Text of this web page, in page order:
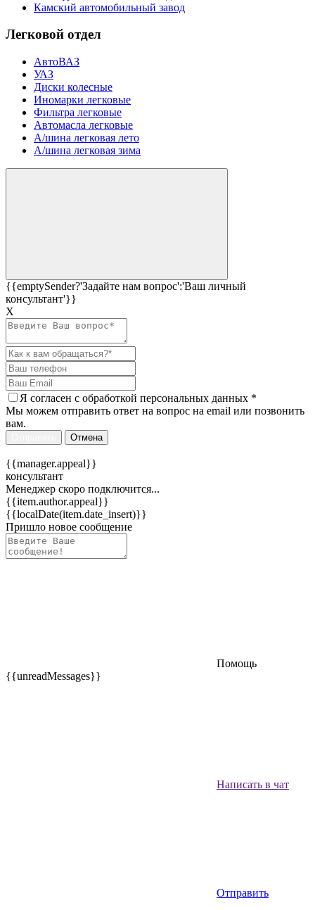
Камский автомобильный завод
Легковой отдел
АвтоВАЗ
УАЗ
Диски колесные
Иномарки легковые
Фильтра легковые
Автомасла легковые
А/шина легковая лето
А/шина легковая зима
{{emptySender?'Задайте нам вопрос':'Ваш личный
консультант'}}
Х
Я согласен c обработкой персональных данных *
Мы можем отправить ответ на вопрос на email или позвонить
вам.
Отмена
{{manager.appeal}}
консультант
Менеджер скоро подключится...
{{item.author.appeal}}
{{localDate(item.date_insert)}}
Пришло новое сообщение
Помощь
{{unreadMessages}}
Написать в чат
Отправить